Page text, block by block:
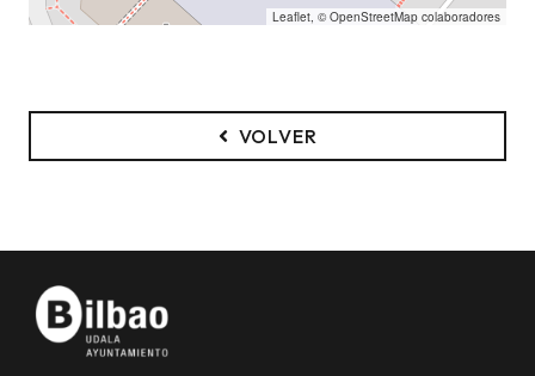
Leaflet, ©OpenStreetMap colaboradores
VOLVER